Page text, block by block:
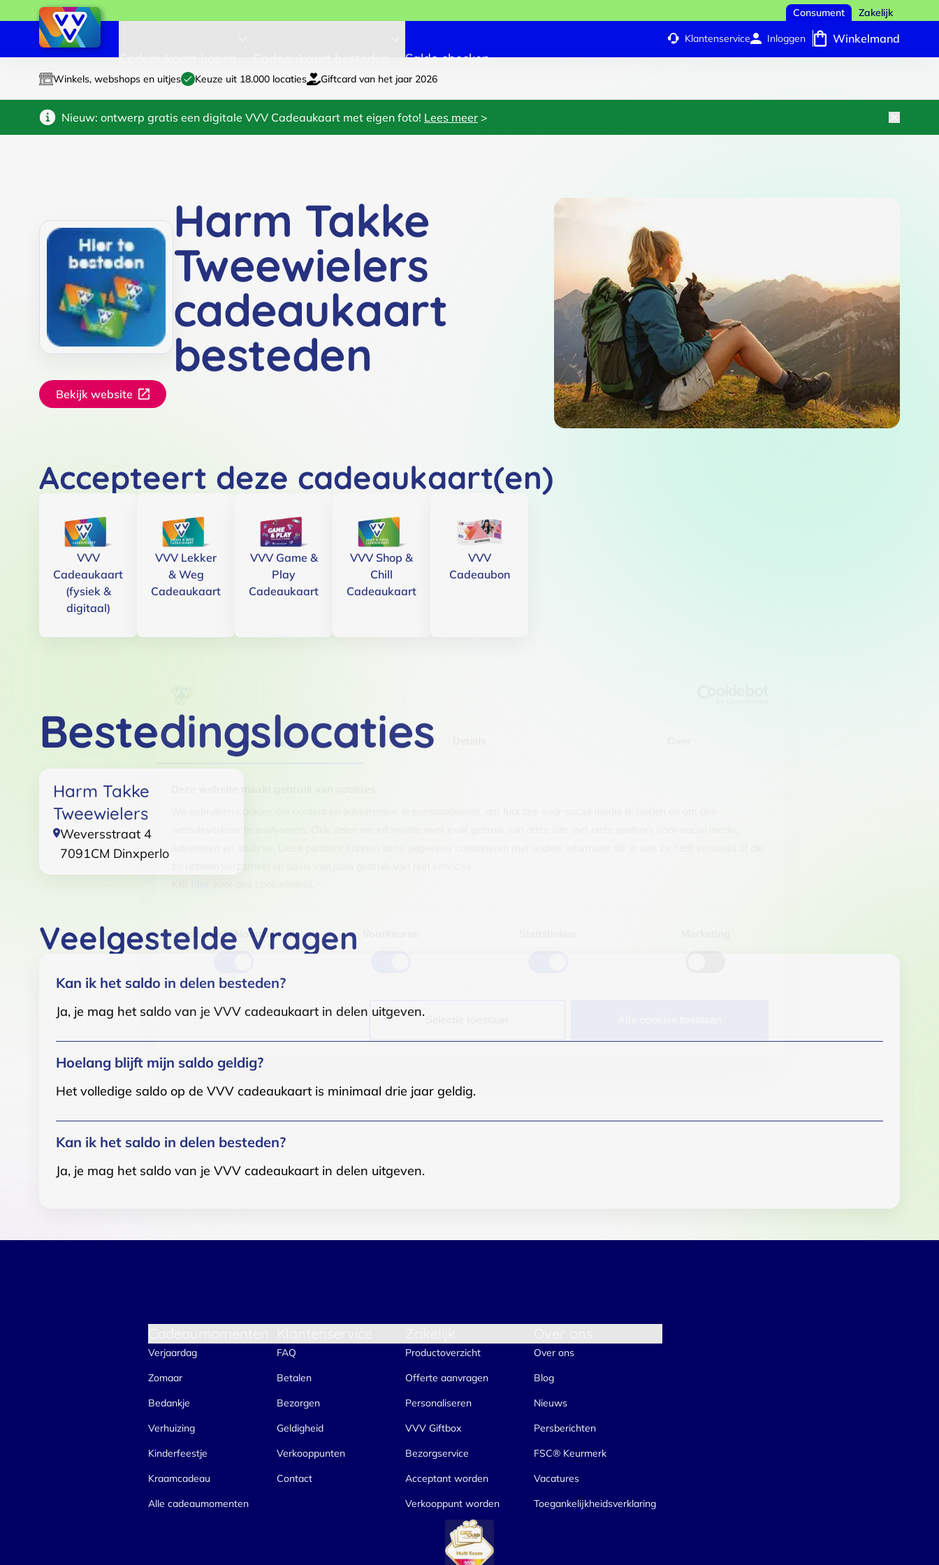
Toestemming
ze hebben verzameld op basis van jouw gebruik van hun services.
Functioneel / Noodzakelijk
Consument Zakelijk
Saldo checken
Klantenservice Inloggen Winkelmand
Winkels, webshops en uitjes Keuze uit 18.000 locaties Giftcard van het jaar 2026
Nieuw: ontwerp gratis een digitale VVV Cadeaukaart met eigen foto! Lees meer >
Harm Takke
Tweewielers
cadeaukaart
besteden
Bekijk website
Accepteert deze cadeaukaart(en)
VVV
Cadeaukaart
(fysiek &
digitaal)
VVV Lekker
& Weg
Cadeaukaart
VVV Game &
Play
Cadeaukaart
VVV Shop &
Chill
Cadeaukaart
VVV
Cadeaubon
Bestedingslocaties
Harm Takke
Tweewielers
Weversstraat 4
7091CM Dinxperlo
Veelgestelde Vragen
Kan ik het saldo in delen besteden?
Ja, je mag het saldo van je VVV cadeaukaart in delen uitgeven.
Hoelang blijft mijn saldo geldig?
Het volledige saldo op de VVV cadeaukaart is minimaal drie jaar geldig.
Kan ik het saldo in delen besteden?
Ja, je mag het saldo van je VVV cadeaukaart in delen uitgeven.
Verjaardag
Zomaar
Bedankje
Verhuizing
Kinderfeestje
Kraamcadeau
Alle cadeaumomenten
FAQ
Betalen
Bezorgen
Geldigheid
Verkooppunten
Contact
Productoverzicht
Offerte aanvragen
Personaliseren
VVV Giftbox
Bezorgservice
Acceptant worden
Verkooppunt worden
Over ons
Blog
Nieuws
Persberichten
FSC® Keurmerk
Vacatures
Toegankelijkheidsverklaring